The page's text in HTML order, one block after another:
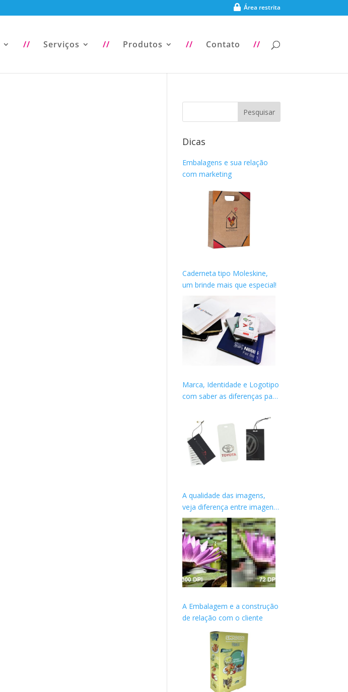
Área restrita
// Serviços // Produtos // Contato //
Dicas
Embalagens e sua relação
com marketing
Caderneta tipo Moleskine,
um brinde mais que especial!
Marca, Identidade e Logotipo
com saber as diferenças para
A qualidade das imagens,
veja diferença entre imagens
de WEB e Impressas
A Embalagem e a construção
de relação com o cliente